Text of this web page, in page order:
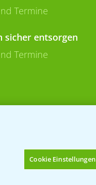
Termine
sicher entsorgen
Termine
Cookie Einstellungen